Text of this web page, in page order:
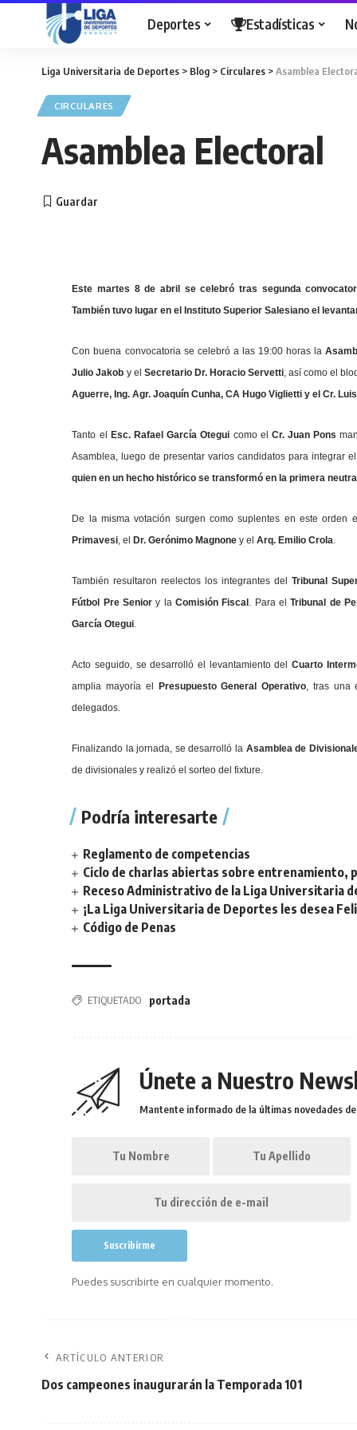
Deportes Estadísticas
Liga Universitaria de Deportes > Blog > Circulares >Asamblea
CIRCULARES
Asamblea Electoral
Este martes 8 de abril se celebró tras segunda
También tuvo lugar en el Instituto Superior Salesiano el
Con buena convocatoria se celebró a las 19:00 horas la
Julio Jakob y el Secretario Dr. Horacio Servetti, así como el
Aguerre, Ing. Agr. Joaquín Cunha, CA Hugo Viglietti y el Cr.
Tanto el Esc. Rafael García Otegui como el Cr. Juan Pons
Asamblea, luego de presentar varios candidatos para integrar
quien en un hecho histórico se transformó en la primera
De la misma votación surgen como suplentes en este orden
Primavesi, el Dr. Gerónimo Magnone y elArq. Emilio Crola.
También resultaron reelectos los integrantes del Tribunal
Fútbol Pre Seniory la Comisión Fiscal . Para elTribunal de
García Otegui.
Acto seguido, se desarrolló el levantamiento delCuarto
amplia mayoría el
Presupuesto General Operativo, tras una
delegados.
Finalizando la jornada, se desarrolló la Asamblea de
de divisionales y realizó el sorteo del fixture.
Podría interesarte
Reglamento de competencias
Ciclo de charlas abiertas sobre
Receso Administrativo de la Liga Universitaria
¡La Liga Universitaria de Deportes les desea
Código de Penas
ETIQUETADO portada
Únete a Nuestro
Mantente informado de la últimas novedades
Puedes suscribirte en cualquier momento.
ARTÍCULO ANTERIOR
Dos campeones inaugurarán la Temporada 101